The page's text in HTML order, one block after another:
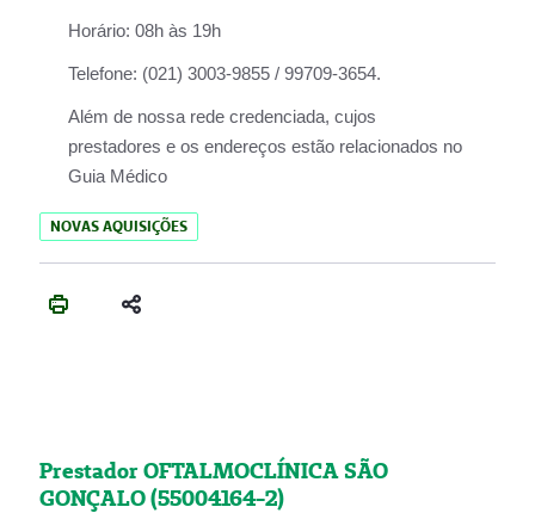
Horário: 08h às 19h
Telefone: (021) 3003-9855 / 99709-3654.
Além de nossa rede credenciada, cujos
prestadores e os endereços estão relacionados no
Guia Médico
NOVAS AQUISIÇÕES
Prestador OFTALMOCLÍNICA SÃO
GONÇALO (55004164-2)